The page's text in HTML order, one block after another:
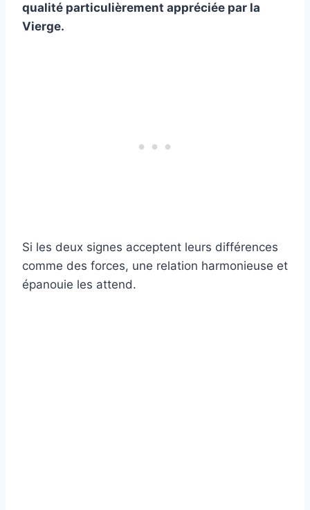
qualité particulièrement appréciée par la
Vierge.
Si les deux signes acceptent leurs différences
comme des forces, une relation harmonieuse et
épanouie les attend.